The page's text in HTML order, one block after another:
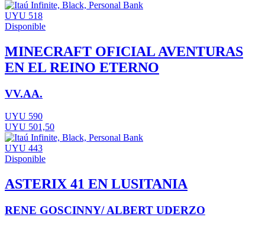
UYU 518
Disponible
MINECRAFT OFICIAL AVENTURAS
EN EL REINO ETERNO
VV.AA.
UYU 590
UYU 501,50
UYU 443
Disponible
ASTERIX 41 EN LUSITANIA
RENE GOSCINNY/ ALBERT UDERZO